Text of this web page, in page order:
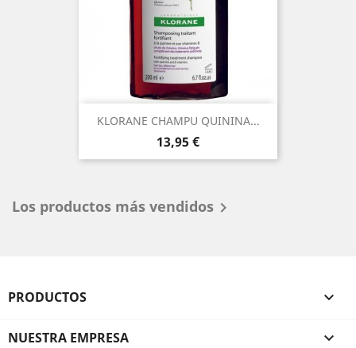
KLORANE CHAMPU QUININA...
Precio
13,95 €
Los productos más vendidos 
PRODUCTOS 
NUESTRA EMPRESA 